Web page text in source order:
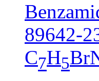
89642-
C7H5